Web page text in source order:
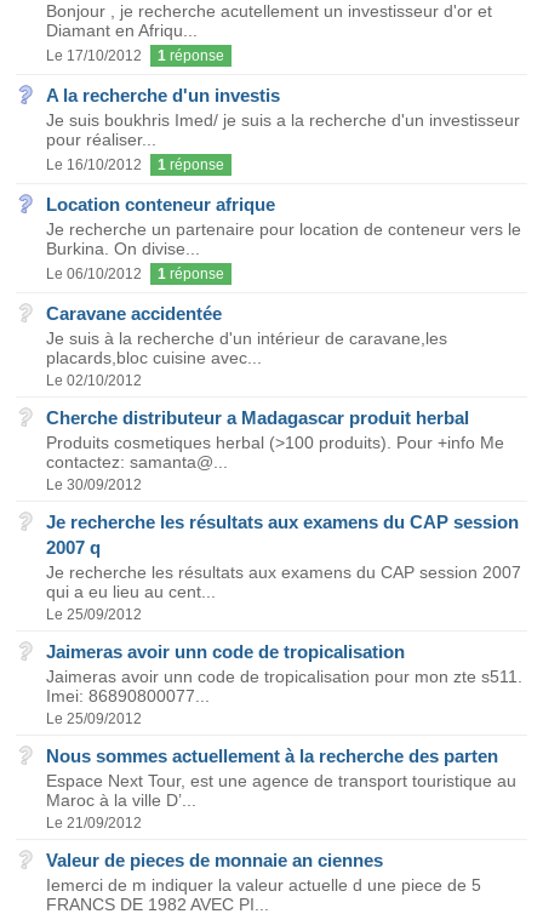
Bonjour , je recherche acutellement un investisseur d'or et
Diamant en Afriqu...
Le 17/10/2012 1 réponse
A la recherche d'un investis
Je suis boukhris Imed/ je suis a la recherche d'un investisseur
pour réaliser...
Le 16/10/2012 1 réponse
Location conteneur afrique
Je recherche un partenaire pour location de conteneur vers le
Burkina. On divise...
Le 06/10/2012 1 réponse
Caravane accidentée
Je suis à la recherche d'un intérieur de caravane,les
placards,bloc cuisine avec...
Le 02/10/2012
Cherche distributeur a Madagascar produit herbal
Produits cosmetiques herbal (>100 produits). Pour +info Me
contactez: samanta@...
Le 30/09/2012
Je recherche les résultats aux examens du CAP session
2007 q
Je recherche les résultats aux examens du CAP session 2007
qui a eu lieu au cent...
Le 25/09/2012
Jaimeras avoir unn code de tropicalisation
Jaimeras avoir unn code de tropicalisation pour mon zte s511.
Imei: 86890800077...
Le 25/09/2012
Nous sommes actuellement à la recherche des parten
Espace Next Tour, est une agence de transport touristique au
Maroc à la ville D’...
Le 21/09/2012
Valeur de pieces de monnaie an ciennes
Iemerci de m indiquer la valeur actuelle d une piece de 5
FRANCS DE 1982 AVEC PI...